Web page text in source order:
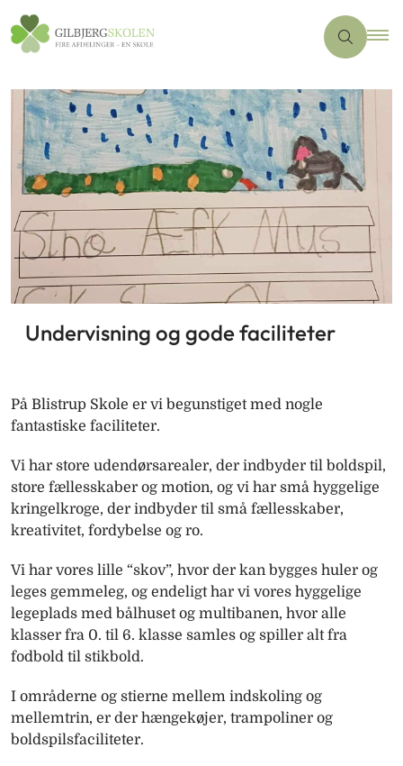
Undervisning og gode faciliteter
På Blistrup Skole er vi begunstiget med nogle
fantastiske faciliteter.
Vi har store udendørsarealer, der indbyder til boldspil,
store fællesskaber og motion, og vi har små hyggelige
kringelkroge, der indbyder til små fællesskaber,
kreativitet, fordybelse og ro.
Vi har vores lille “skov”, hvor der kan bygges huler og
leges gemmeleg, og endeligt har vi vores hyggelige
legeplads med bålhuset og multibanen, hvor alle
klasser fra 0. til 6. klasse samles og spiller alt fra
fodbold til stikbold.
I områderne og stierne mellem indskoling og
mellemtrin, er der hængekøjer, trampoliner og
boldspilsfaciliteter.